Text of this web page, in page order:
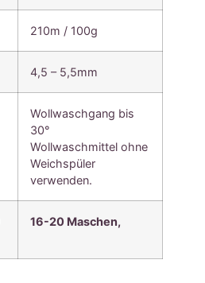
210m / 100g
4,5 – 5,5mm
Wollwaschgang bis
30°
Wollwaschmittel ohne
Weichspüler
verwenden.
16-20 Maschen,